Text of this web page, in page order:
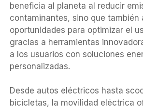
beneficia al planeta al reducir
contaminantes, sino que también
oportunidades para optimizar el
gracias a herramientas
a los usuarios con soluciones
personalizadas.
Desde autos eléctricos hasta
bicicletas, la movilidad eléctrica